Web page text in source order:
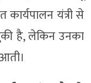
कार्यपालन यंत्री से
है, लेकिन उनका